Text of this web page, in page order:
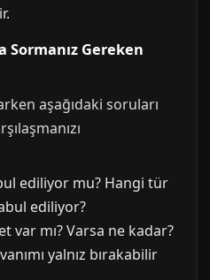
Sormanız Gereken
aşağıdaki soruları
ediliyor mu? Hangi tür
ediliyor?
var mı? Varsa ne kadar?
yalnız bırakabilir